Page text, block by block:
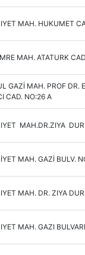
MAH. HUKUMET
MAH. ATATURK
GAZİ MAH. PROF DR.
CAD. NO:26 A
MAH.DR.ZIYA
MAH. GAZİ BULV.
MAH. DR. ZIYA
MAH. GAZI